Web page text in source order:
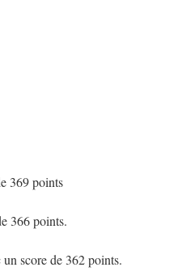
369 points
366 points.
score de 362 points.